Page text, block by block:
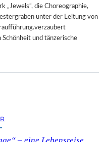
„Jewels“, die Choreographie,
unter der Leitung von
Schönheit und tänzerische